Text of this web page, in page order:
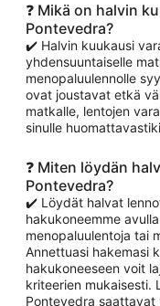
❓ Mikä on halvin
Pontevedra?
✔️ Halvin kuukausi
yhdensuuntaiselle
menopaluulennolle
ovat joustavat etkä
matkalle, lentojen
sinulle
❓ Miten löydän
Pontevedra?
✔️ Löydät halvat
hakukoneemme
menopaluulentoja tai
Annettuasi hakemasi
hakukoneeseen voit
kriteerien mukaisesti.
Pontevedra saattavat